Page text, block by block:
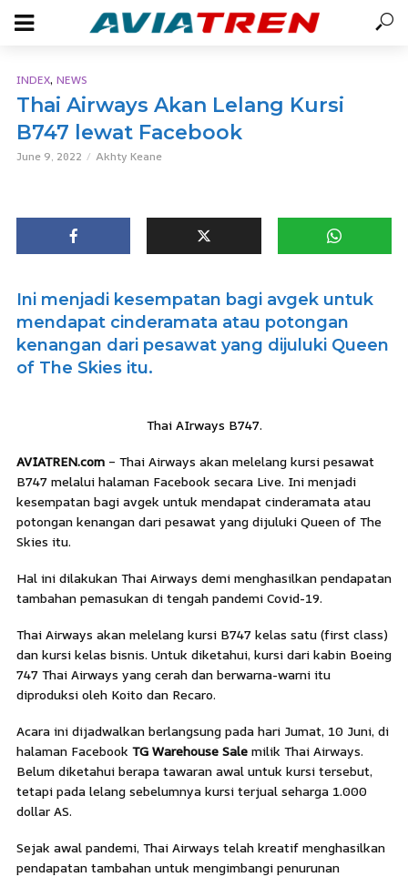
INDEX, NEWS
Thai Airways Akan Lelang Kursi
B747 lewat Facebook
June 9, 2022 Akhty Keane
Ini menjadi kesempatan bagi avgek untuk
mendapat cinderamata atau potongan
kenangan dari pesawat yang dijuluki Queen
of The Skies itu.
Thai AIrways B747.
AVIATREN.com – Thai Airways akan melelang kursi pesawat
B747 melalui halaman Facebook secara Live. Ini menjadi
kesempatan bagi avgek untuk mendapat cinderamata atau
potongan kenangan dari pesawat yang dijuluki Queen of The
Skies itu.
Hal ini dilakukan Thai Airways demi menghasilkan pendapatan
tambahan pemasukan di tengah pandemi Covid-19.
Thai Airways akan melelang kursi B747 kelas satu (first class)
dan kursi kelas bisnis. Untuk diketahui, kursi dari kabin Boeing
747 Thai Airways yang cerah dan berwarna-warni itu
diproduksi oleh Koito dan Recaro.
Acara ini dijadwalkan berlangsung pada hari Jumat, 10 Juni, di
halaman Facebook TG Warehouse Sale milik Thai Airways.
Belum diketahui berapa tawaran awal untuk kursi tersebut,
tetapi pada lelang sebelumnya kursi terjual seharga 1.000
dollar AS.
Sejak awal pandemi, Thai Airways telah kreatif menghasilkan
pendapatan tambahan untuk mengimbangi penurunan